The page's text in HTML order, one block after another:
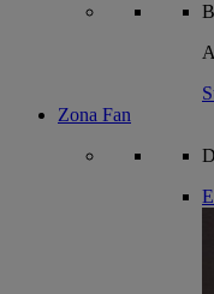
Zona Fan